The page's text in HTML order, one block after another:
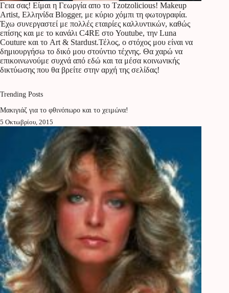
Γεια σας! Είμαι η Γεωργία απο το Tzotzolicious! Makeup
Artist, Ελληνίδα Blogger, με κύριο χόμπι τη φωτογραφία.
Έχω συνεργαστεί με πολλές εταιρίες καλλυντικών, καθώς
επίσης και με το κανάλι C4RE στο Youtube, την Luna
Couture και το Art & Stardust.Τέλος, ο στόχος μου είναι να
δημιουργήσω το δικό μου στούντιο τέχνης. Θα χαρώ να
επικοινωνούμε συχνά από εδώ και τα μέσα κοινωνικής
δικτύωσης που θα βρείτε στην αρχή της σελίδας!
Trending Posts
Μακιγιάζ για το φθινόπωρο και το χειμώνα!
5 Οκτωβρίου, 2015